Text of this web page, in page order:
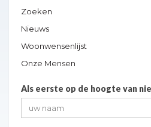
Zoeken
Nieuws
Woonwensenlijst
Onze Mensen
Als eerste op de hoogte van